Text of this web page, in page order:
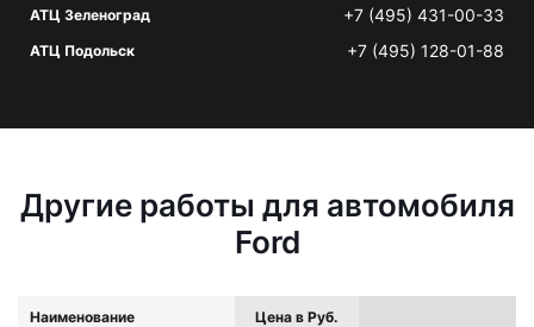
АТЦ Зеленоград +7 (495) 431-00-33
АТЦ Подольск +7 (495) 128-01-88
Другие работы для автомобиля
Ford
Наименование Цена в Руб.